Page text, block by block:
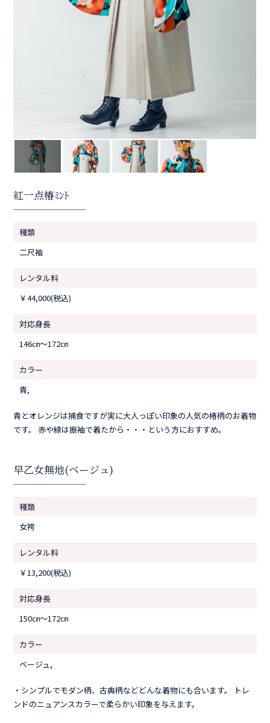
紅一点椿ﾐﾝﾄ
種類
二尺袖
レンタル料
￥44,000(税込)
対応身長
146㎝〜172㎝
カラー
青,
青とオレンジは捕食ですが実に大人っぽい印象の人気の椿柄のお着物
です。 赤や緑は振袖で着たから・・・という方におすすめ。
早乙女無地(ベージュ)
種類
女袴
レンタル料
￥13,200(税込)
対応身長
150㎝〜172㎝
カラー
ベージュ,
・シンプルでモダン柄、古典柄などどんな着物にも合います。 トレ
ンドのニュアンスカラーで柔らかい印象を与えます。